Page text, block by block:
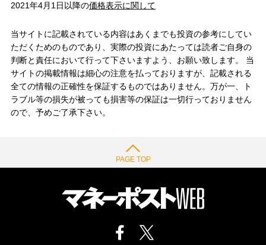
2021年4月1日以降の価格表示に関して
当サイトに記載されている内容はあくまでも投資の参考にしてい
ただくためのものであり、実際の投資にあたっては読者ご自身の
判断と責任において行って下さいますよう、お願い致します。 当
サイトの掲載情報は細心の注意を払っておりますが、記載される
全ての情報の正確性を保証するものではありません。万が一、ト
ラブル等の損失が被っても損害等の保証は一切行っておりません
ので、予めご了承下さい。
PAGE TOP